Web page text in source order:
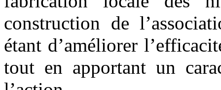
construction de
étant d’améliorer
tout en apportant un